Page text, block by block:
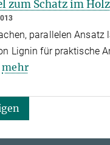
zum Schatz im Holz
parallelen Ansatz
Lignin für praktische
mehr